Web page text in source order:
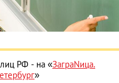
РФ - на «ЗаграNица.
»